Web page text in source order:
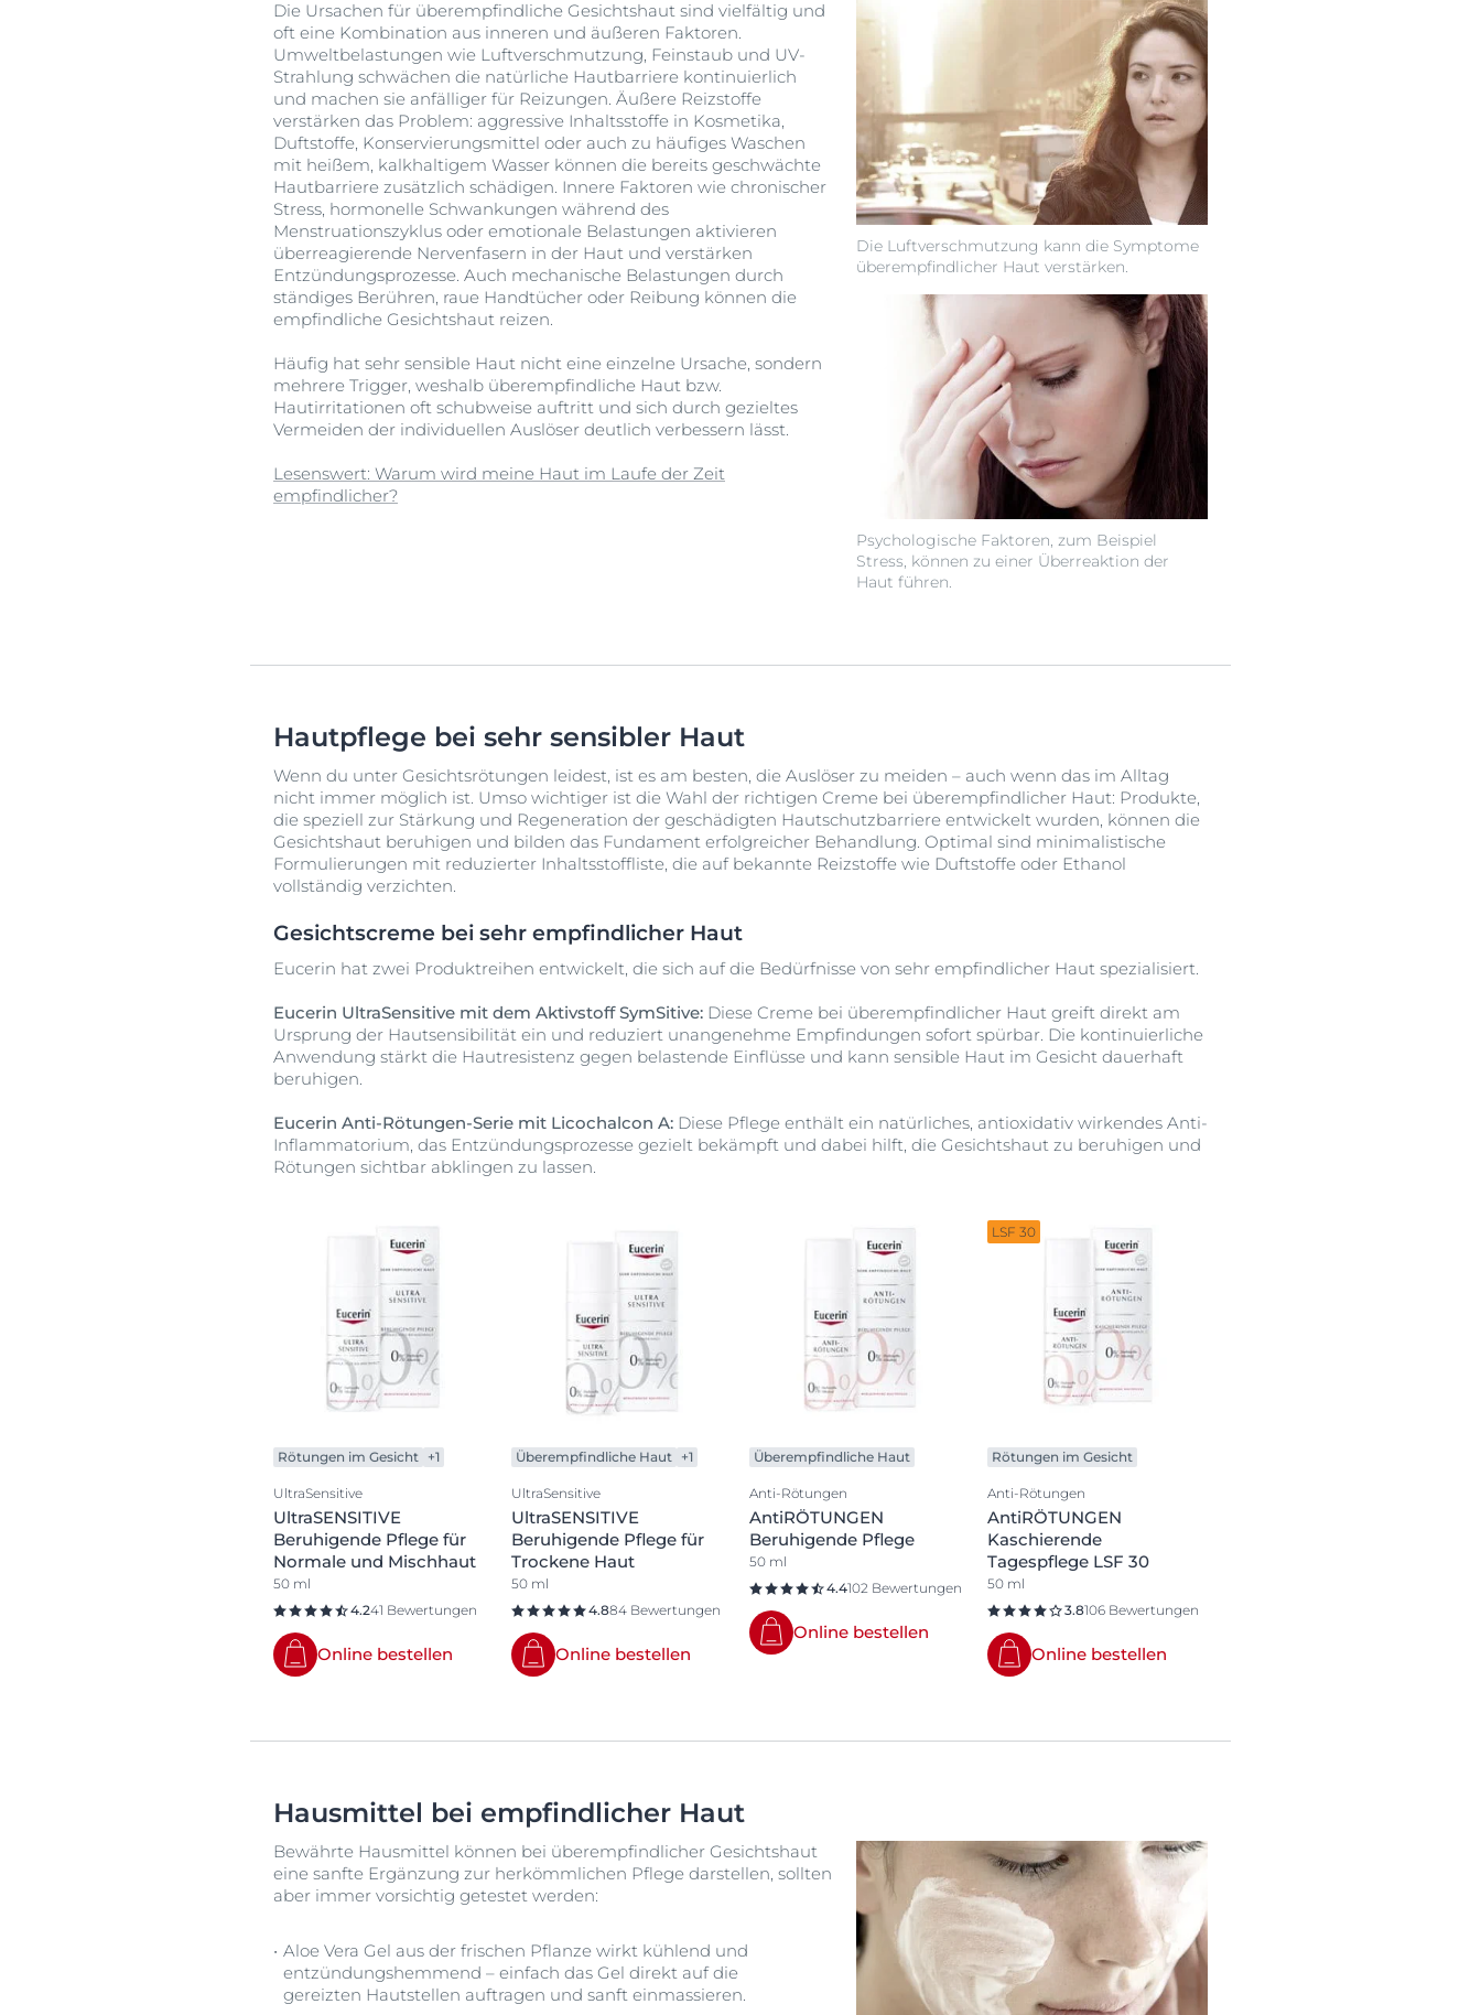
Die Luftverschmutzung kann die Symptome
überempfindlicher Haut verstärken.
Psychologische Faktoren, zum Beispiel
Stress, können zu einer Überreaktion der
Haut führen.
Die Ursachen für überempfindliche Gesichtshaut sind vielfältig und
oft eine Kombination aus inneren und äußeren Faktoren.
Umweltbelastungen wie Luftverschmutzung, Feinstaub und UV-
Strahlung schwächen die natürliche Hautbarriere kontinuierlich
und machen sie anfälliger für Reizungen. Äußere Reizstoffe
verstärken das Problem: aggressive Inhaltsstoffe in Kosmetika,
Duftstoffe, Konservierungsmittel oder auch zu häufiges Waschen
mit heißem, kalkhaltigem Wasser können die bereits geschwächte
Hautbarriere zusätzlich schädigen. Innere Faktoren wie chronischer
Stress, hormonelle Schwankungen während des
Menstruationszyklus oder emotionale Belastungen aktivieren
überreagierende Nervenfasern in der Haut und verstärken
Entzündungsprozesse. Auch mechanische Belastungen durch
ständiges Berühren, raue Handtücher oder Reibung können die
empfindliche Gesichtshaut reizen.
Häufig hat sehr sensible Haut nicht eine einzelne Ursache, sondern
mehrere Trigger, weshalb überempfindliche Haut bzw.
Hautirritationen oft schubweise auftritt und sich durch gezieltes
Vermeiden der individuellen Auslöser deutlich verbessern lässt.
Lesenswert: Warum wird meine Haut im Laufe der Zeit
empfindlicher?
Hautpflege bei sehr sensibler Haut
Wenn du unter Gesichtsrötungen leidest, ist es am besten, die Auslöser zu meiden – auch wenn das im Alltag
nicht immer möglich ist. Umso wichtiger ist die Wahl der richtigen Creme bei überempfindlicher Haut: Produkte,
die speziell zur Stärkung und Regeneration der geschädigten Hautschutzbarriere entwickelt wurden, können die
Gesichtshaut beruhigen und bilden das Fundament erfolgreicher Behandlung. Optimal sind minimalistische
Formulierungen mit reduzierter Inhaltsstoffliste, die auf bekannte Reizstoffe wie Duftstoffe oder Ethanol
vollständig verzichten.
Gesichtscreme bei sehr empfindlicher Haut
Eucerin hat zwei Produktreihen entwickelt, die sich auf die Bedürfnisse von sehr empfindlicher Haut spezialisiert.
Eucerin UltraSensitive mit dem Aktivstoff SymSitive: Diese Creme bei überempfindlicher Haut greift direkt am
Ursprung der Hautsensibilität ein und reduziert unangenehme Empfindungen sofort spürbar. Die kontinuierliche
Anwendung stärkt die Hautresistenz gegen belastende Einflüsse und kann sensible Haut im Gesicht dauerhaft
beruhigen.
Eucerin Anti-Rötungen-Serie mit Licochalcon A: Diese Pflege enthält ein natürliches, antioxidativ wirkendes Anti-
Inflammatorium, das Entzündungsprozesse gezielt bekämpft und dabei hilft, die Gesichtshaut zu beruhigen und
Rötungen sichtbar abklingen zu lassen.
Rötungen im Gesicht +1
UltraSensitive
UltraSENSITIVE
Beruhigende Pflege für
Normale und Mischhaut
50 ml
4.241 Bewertungen
Online bestellen
Überempfindliche Haut +1
UltraSensitive
UltraSENSITIVE
Beruhigende Pflege für
Trockene Haut
50 ml
4.884 Bewertungen
Online bestellen
Überempfindliche Haut
Anti-Rötungen
AntiRÖTUNGEN
Beruhigende Pflege
50 ml
4.4102 Bewertungen
Online bestellen
LSF 30
Rötungen im Gesicht
Anti-Rötungen
AntiRÖTUNGEN
Kaschierende
Tagespflege LSF 30
50 ml
3.8106 Bewertungen
Online bestellen
Hausmittel bei empfindlicher Haut
Bewährte Hausmittel können bei überempfindlicher Gesichtshaut
eine sanfte Ergänzung zur herkömmlichen Pflege darstellen, sollten
aber immer vorsichtig getestet werden:
Aloe Vera Gel aus der frischen Pflanze wirkt kühlend und
entzündungshemmend – einfach das Gel direkt auf die
gereizten Hautstellen auftragen und sanft einmassieren.